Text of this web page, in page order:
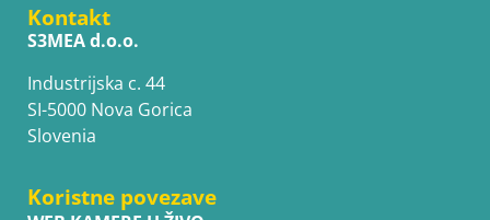
Kontakt
S3MEA d.o.o.
Industrijska c. 44
SI-5000 Nova Gorica
Slovenia
Koristne povezave